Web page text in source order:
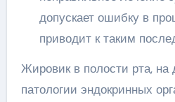
допускает ошибку в
приводит к таким
Жировик в полости рта, на
патологии эндокринных